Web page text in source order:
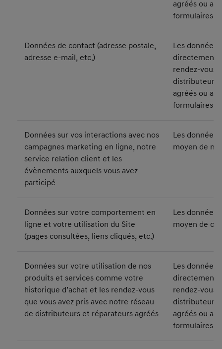
agréés ou au
formulaires
Données de contact (adresse postale,
adresse e-mail, etc.)
Les données
directement
rendez-vous
distributeurs
agréés ou au
formulaires
Données sur vos interactions avec nos
campagnes marketing en ligne, notre
service relation client et les
évènements auxquels vous avez
participé
Les données
moyen de
Données sur votre comportement en
ligne et votre utilisation du Site
(pages consultées, liens cliqués, etc.)
Les données
moyen de
Données sur votre utilisation de nos
produits et services comme votre
historique d’achat et les rendez-vous
que vous avez pris avec notre réseau
de distributeurs et réparateurs agréés
Les données
directement
rendez-vous
distributeurs
agréés ou au
formulaires